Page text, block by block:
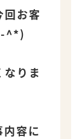
お客
^*)
りま
容に